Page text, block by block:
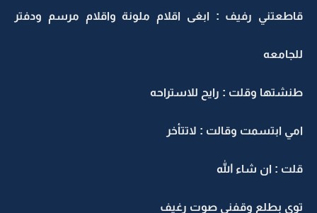
قاطعتني رفيف : ابغى اقلام ملونة واقلام مرسم ودفتر
للجامعه
طنشتها وقلت : رايح للاستراحه
امي ابتسمت وقالت : لاتتأخر
قلت : ان شاء الله
توي بطلع وقفني صوت رغيف